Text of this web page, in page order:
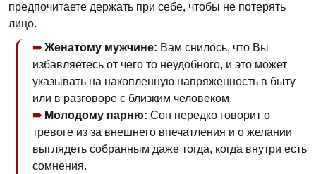
предпочитаете держать при себе, чтобы не потерять
лицо.
Женатому мужчине: Вам снилось, что Вы
избавляетесь от чего то неудобного, и это может
указывать на накопленную напряженность в быту
или в разговоре с близким человеком.
Молодому парню: Сон нередко говорит о
тревоге из за внешнего впечатления и о желании
выглядеть собранным даже тогда, когда внутри есть
сомнения.